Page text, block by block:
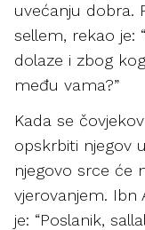
uvećanju dobra.
sellem, rekao je:
dolaze i zbog
među vama?”
Kada se
opskrbiti njegov
njegovo srce će
vjerovanjem. Ibn
je: “Poslanik,